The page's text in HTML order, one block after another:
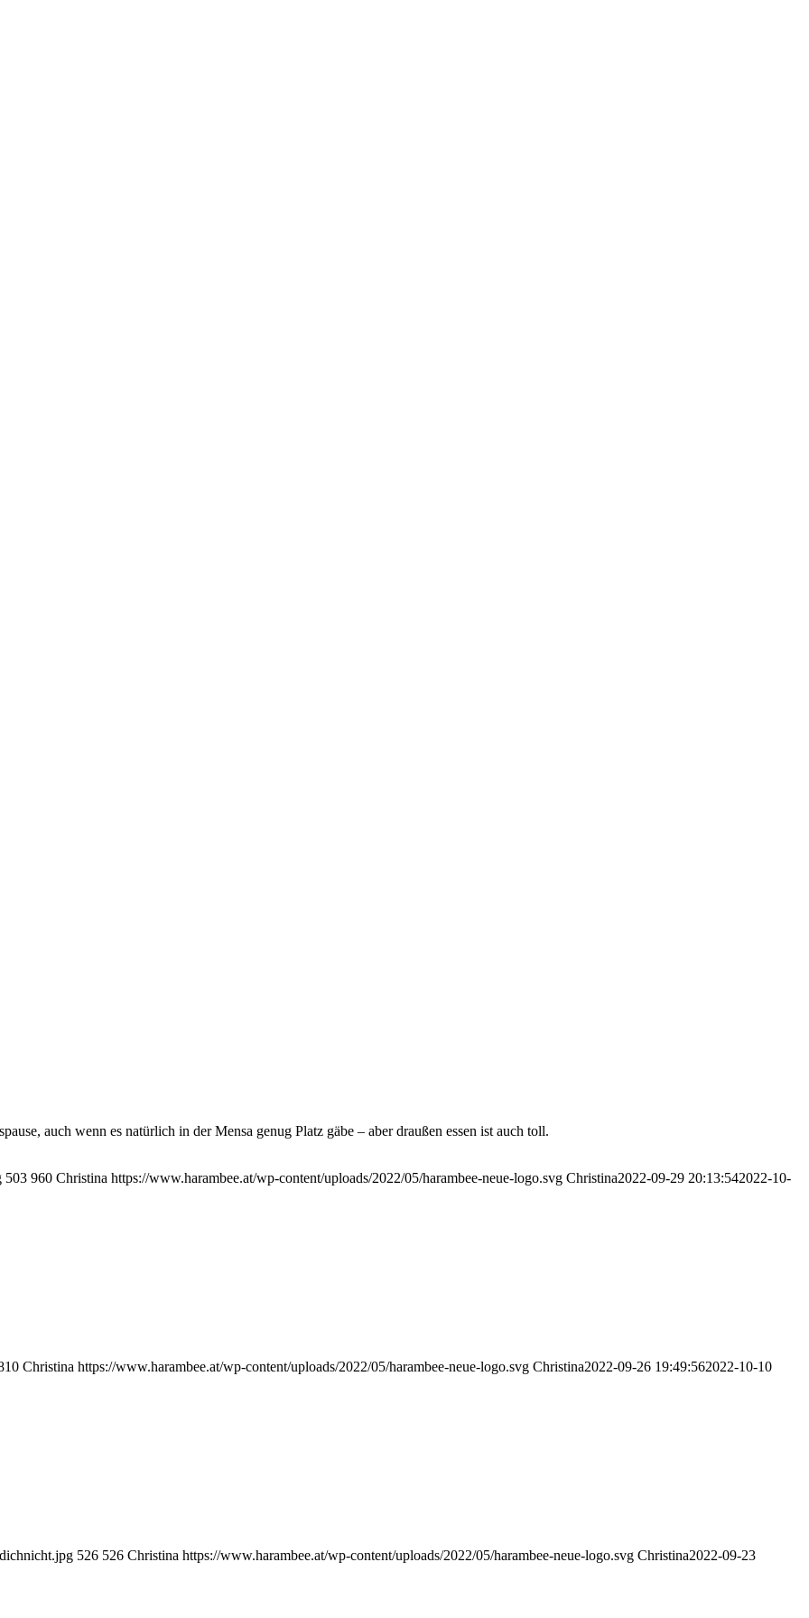
auch wenn es natürlich in der Mensa genug Platz gäbe – aber draußen essen ist auch toll.
503 960 Christina https://www.harambee.at/wp-content/uploads/2022/05/harambee-neue-logo.svg Christina2022-09-29 20:13:542022-10-
Christina https://www.harambee.at/wp-content/uploads/2022/05/harambee-neue-logo.svg Christina2022-09-26 19:49:562022-10-10
526 526 Christina https://www.harambee.at/wp-content/uploads/2022/05/harambee-neue-logo.svg Christina2022-09-23